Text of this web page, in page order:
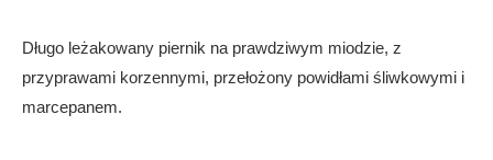
Długo leżakowany piernik na prawdziwym miodzie, z
przyprawami korzennymi, przełożony powidłami śliwkowymi i
marcepanem.